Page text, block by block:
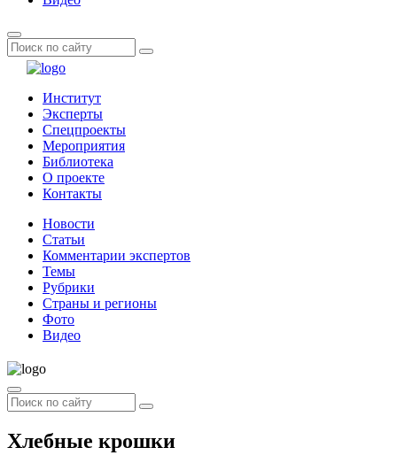
Институт
Эксперты
Спецпроекты
Мероприятия
Библиотека
О проекте
Контакты
Новости
Статьи
Комментарии экспертов
Темы
Рубрики
Страны и регионы
Фото
Видео
Хлебные крошки